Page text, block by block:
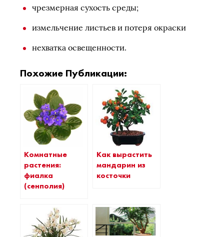
чрезмерная сухость среды;
измельчение листьев и потеря окраски
нехватка освещенности.
Похожие Публикации:
Комнатные
растения:
фиалка
(сенполия)
Как вырастить
мандарин из
косточки